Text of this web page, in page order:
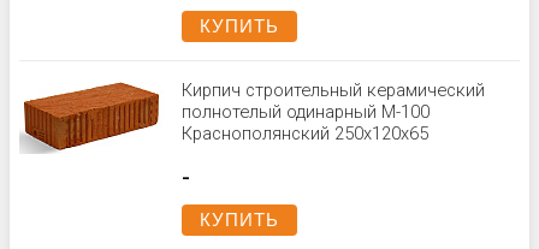
КУПИТЬ
Кирпич строительный керамический
полнотелый одинарный М-100
Краснополянский 250x120x65
-
КУПИТЬ